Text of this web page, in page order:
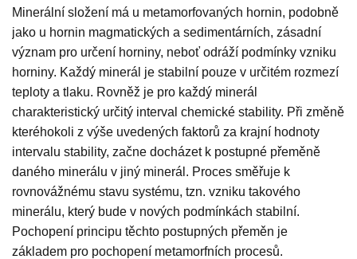
Minerální složení má u metamorfovaných hornin, podobně
jako u hornin magmatických a sedimentárních, zásadní
význam pro určení horniny, neboť odráží podmínky vzniku
horniny. Každý minerál je stabilní pouze v určitém rozmezí
teploty a tlaku. Rovněž je pro každý minerál
charakteristický určitý interval chemické stability. Při změně
kteréhokoli z výše uvedených faktorů za krajní hodnoty
intervalu stability, začne docházet k postupné přeměně
daného minerálu v jiný minerál. Proces směřuje k
rovnovážnému stavu systému, tzn. vzniku takového
minerálu, který bude v nových podmínkách stabilní.
Pochopení principu těchto postupných přeměn je
základem pro pochopení metamorfních procesů.